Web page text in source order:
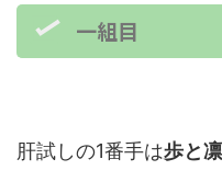
一組目
肝試しの1番手は歩と